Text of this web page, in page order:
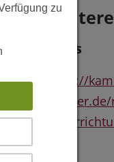
Links
https://
zu